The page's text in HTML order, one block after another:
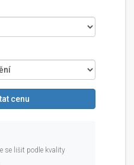
cenu
se lišit podle kvality